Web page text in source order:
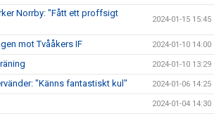
Norrby: "Fått ett proffsigt
2024-01-15 15:45
mot Tvååkers IF 2024-01-10 14:00
2024-01-10 13:29
"Känns fantastiskt kul" 2024-01-06 14:25
2024-01-04 14:30